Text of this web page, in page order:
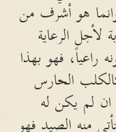
هو أشرف من
لأجل الرعاية
راعياً، فهو بهذا
الحارس
ان لم يكن له
منه الصيد فهو